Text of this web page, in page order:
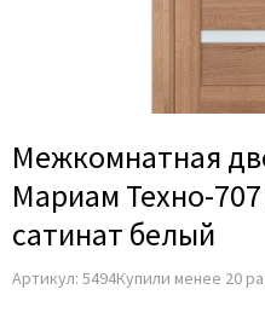
Aldeghi Luigi
Archie
Armadillo
Aurum Doors
Межкомнатная
Мариам Техно-
сатинат белый
Артикул: 5494Купили менее 20